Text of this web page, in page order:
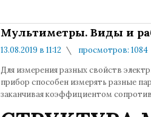
Мультиметры. Виды и
13.08.2019 в 11:12 просмотров: 1084
Для измерения разных свойств
прибор способен измерять разные
заканчивая коэффициентом